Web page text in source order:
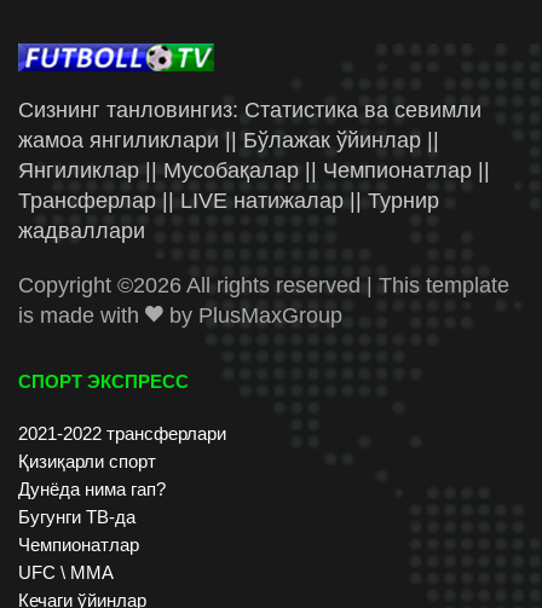
Сизнинг танловингиз: Статистика ва севимли
жамоа янгиликлари || Бўлажак ўйинлар ||
Янгиликлар || Мусобақалар || Чемпионатлар ||
Трансферлар || LIVE натижалар || Турнир
жадваллари
Copyright ©2026 All rights reserved | This template
is made with
by PlusMaxGroup
СПОРТ ЭКСПРЕСС
2021-2022 трансферлари
Қизиқарли спорт
Дунёда нима гап?
Бугунги ТВ-да
Чемпионатлар
UFC \ ММА
Кечаги ўйинлар